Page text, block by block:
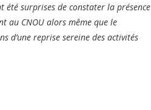
été surprises de constater la présence
au CNOU alors même que le
d’une reprise sereine des activités